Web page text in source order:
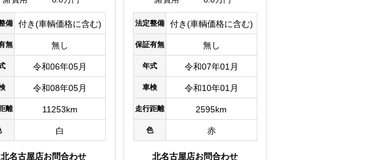
備 付き(車輌価格に含む)
無 無し
令和06年05月
令和08年05月
離 11253km
白
北名古屋店お問合わせ
法定整備 付き(車輌価格に含む)
保証有無 無し
年式 令和07年01月
車検 令和10年01月
走行距離 2595km
色 赤
北名古屋店お問合わせ